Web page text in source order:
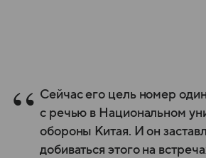
Сейчас его цель номер
с речью в Национальном
обороны Китая. И он
добиваться этого на